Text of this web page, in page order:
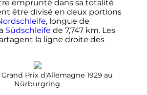
emprunté dans sa totalité
être divisé en deux portions
, longue de
Südschleife de 7,747 km. Les
la ligne droite des
Prix d'Allemagne 1929 au
Nürburgring.